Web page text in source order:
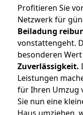
Profitieren Sie
Netzwerk für
Beiladung
vonstattengeht.
besonderen
Zuverlässigkeit.
Leistungen
für Ihren Umzug
Sie nun eine